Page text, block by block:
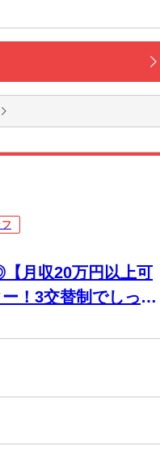
月収20万円以上可
！3交替制でしっか